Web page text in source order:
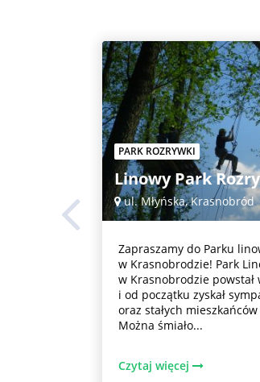
PARK ROZRYWKI
Linowy Park
ul. Młyńska, Krasnobród
Zapraszamy do Parku
w Krasnobrodzie! Park
w Krasnobrodzie powstał
i od początku zyskał
oraz stałych
Można śmiało...
Czytaj więcej